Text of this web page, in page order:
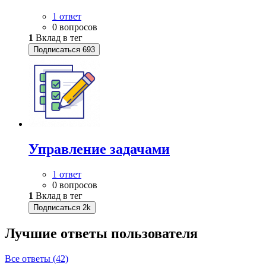
1 ответ
0 вопросов
1 Вклад в тег
Подписаться 693
Управление задачами
1 ответ
0 вопросов
1 Вклад в тег
Подписаться 2k
Лучшие ответы пользователя
Все ответы (42)